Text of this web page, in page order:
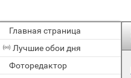
Главная страница
Лучшие обои дня
Фоторедактор